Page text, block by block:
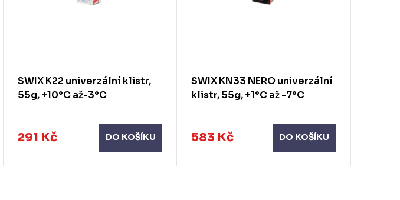
SWIX K22 univerzální klistr,
55g, +10°C až-3°C
291 Kč DO KOŠÍKU
SWIX KN33 NERO univerzální
klistr, 55g, +1°C až -7°C
583 Kč DO KOŠÍKU